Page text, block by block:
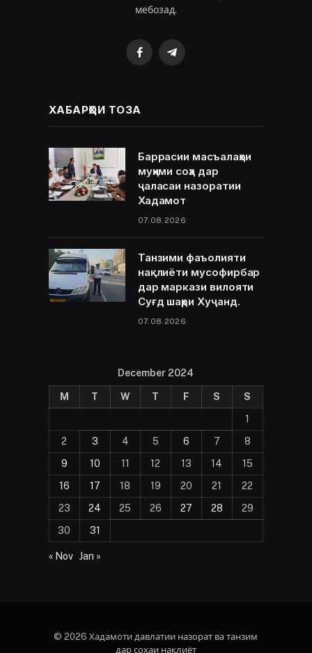
мебозад.
FacebookTelegram
ХАБАРҲОИ ТОЗА
Баррасии масъалаҳои
муҳими соҳа дар
ҷаласаи назоратии
Хадамот
07.08.2026
Танзими фаъолияти
нақлиёти мусофирбар
дар маркази вилояти
Суғд шаҳри Хуҷанд.
07.08.2026
December 2024
M T W T F S
S
1
2
3 4 5 6 7
8
9
10 11 12 13 14
15
16
17 18 19 20 21
22
23
24 25 26 27 28
29
30
31
« Nov Jan »
© 2026 Хадамоти давлатии назорат ва танзим
дар соҳаи нақлиёт